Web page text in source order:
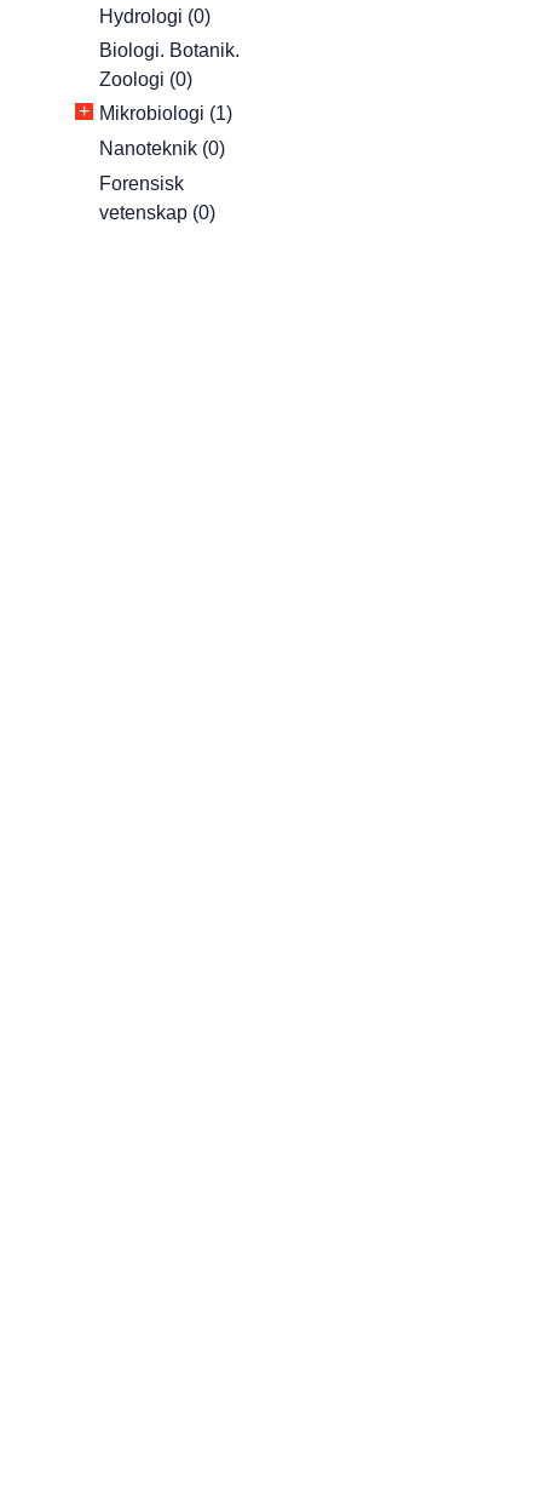
Hydrologi (0)
Biologi. Botanik.
Zoologi (0)
+ Mikrobiologi (1)
Nanoteknik (0)
Forensisk
vetenskap (0)